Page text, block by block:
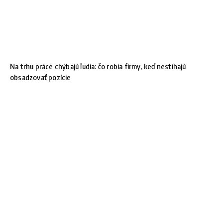
Na trhu práce chýbajú ľudia: čo robia firmy, keď nestíhajú
obsadzovať pozície